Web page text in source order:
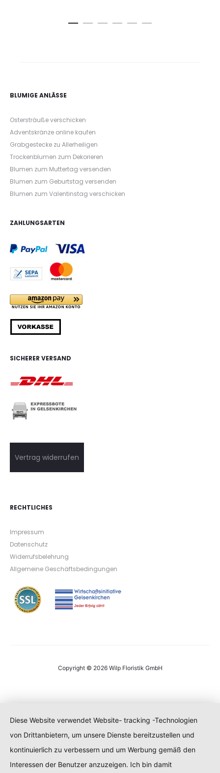
BLUMIGE ANLÄSSE
Ostersträuße verschicken
Adventskränze online kaufen
Grabgestecke zu Allerheiligen
Trockenblumen zum Dekorieren
Blumen zum Muttertag versenden
Blumen zum Geburtstag versenden
Blumen zum Valentinstag verschicken
ZAHLUNGSARTEN
SICHERER VERSAND
Vertrag widerrufen
RECHTLICHES
Impressum
Datenschutz
Widerrufsbelehrung
Allgemeine Geschäftsbedingungen
Copyright © 2026 Wilp Floristik GmbH
Diese Website verwendet Website- tracking -Technologien
von Drittanbietern, um unsere Dienste bereitzustellen und
kontinuierlich zu verbessern und um Werbung gemäß den
Interessen der Benutzer anzuzeigen. Ich bin damit